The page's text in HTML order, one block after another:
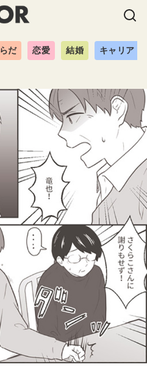
だ 恋愛 結婚 キャリア